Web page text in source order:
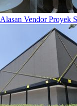
Alasan Vendor Proyek